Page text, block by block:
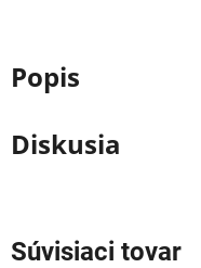
Popis
Diskusia
Súvisiaci tovar